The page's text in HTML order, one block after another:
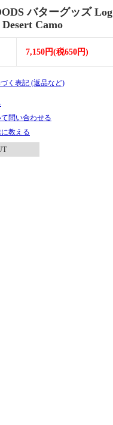
バターグッズ Log
Camo
7,150円(税650円)
く表記 (返品など)
問い合わせる
教える